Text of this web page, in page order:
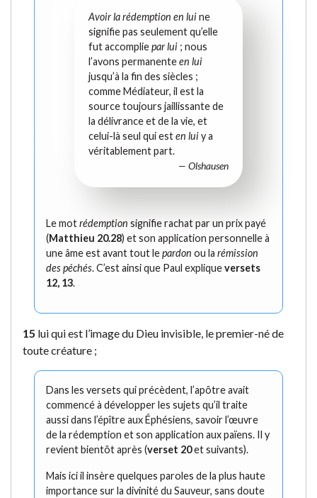
Avoir la rédemption en luine
signifie pas seulement qu’elle
fut accompliepar lui ; nous
l’avons permanenteen lui
jusqu’à la fin des siècles ;
comme Médiateur, il est la
source toujours jaillissante de
la délivrance et de la vie, et
celui-là seul qui esten luiy a
véritablement part.
— Olshausen
Le motrédemption signifie rachat par un prix payé
(Matthieu 20.28) et son application personnelle à
une âme est avant tout lepardon ou la rémission
des péchés. C’est ainsi que Paul expliqueversets
12, 13.
15 lui qui est l’image du Dieu invisible, le premier-né de
toute créature ;
Dans les versets qui précèdent, l’apôtre avait
commencé à développer les sujets qu’il traite
aussi dans l’épître aux Éphésiens, savoir l’œuvre
de la rédemption et son application aux païens. Il y
revient bientôt après (verset 20et suivants).
Mais ici il insère quelques paroles de la plus haute
importance sur la divinité du Sauveur, sans doute